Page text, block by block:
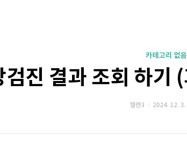
카테고리 없음
검진 결과 조회 하기
헬렌3 2024. 12. 3.